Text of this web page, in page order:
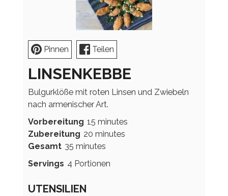
Pinnen Teilen
LINSENKEBBE
Bulgurklöße mit roten Linsen und Zwiebeln
nach armenischer Art.
Vorbereitung 15 minutes
minutes
Zubereitung 20 minutes
minutes
Gesamt 35 minutes
minutes
Servings 4 Portionen
UTENSILIEN